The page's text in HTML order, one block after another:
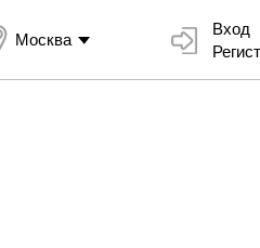
Москва
Вход